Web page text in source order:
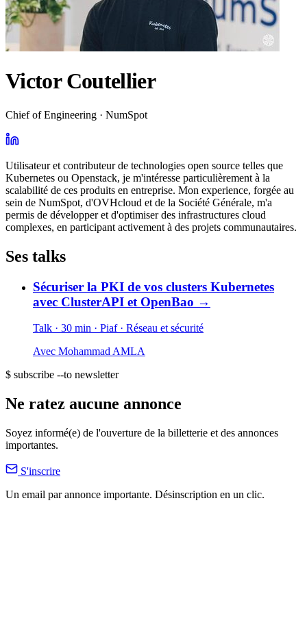
Victor Coutellier
Chief of Engineering · NumSpot
Utilisateur et contributeur de technologies open source telles que
Kubernetes ou Openstack, je m'intéresse particulièrement à la
scalabilité de ces produits en entreprise. Mon experience, forgée au
sein de NumSpot, d'OVHcloud et de la Société Générale, m'a
permis de développer et d'optimiser des infrastructures cloud
complexes, en participant activement à des projets communautaires.
Ses talks
Sécuriser la PKI de vos clusters Kubernetes
avec ClusterAPI et OpenBao →
Talk · 30 min · Piaf · Réseau et sécurité
Avec Mohammad AMLA
$ subscribe --to newsletter
Ne ratez aucune annonce
Soyez informé(e) de l'ouverture de la billetterie et des annonces
importantes.
S'inscrire
Un email par annonce importante. Désinscription en un clic.